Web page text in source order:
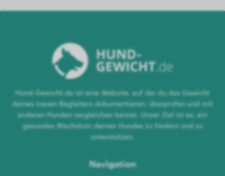
Hund-Gewicht.de ist eine Website, auf der du das Gewicht
deines treuen Begleiters dokumentieren, überprüfen und mit
anderen Hunden vergleichen kannst. Unser Ziel ist es, ein
gesundes Wachstum deines Hundes zu fördern und zu
unterstützen.
Navigation